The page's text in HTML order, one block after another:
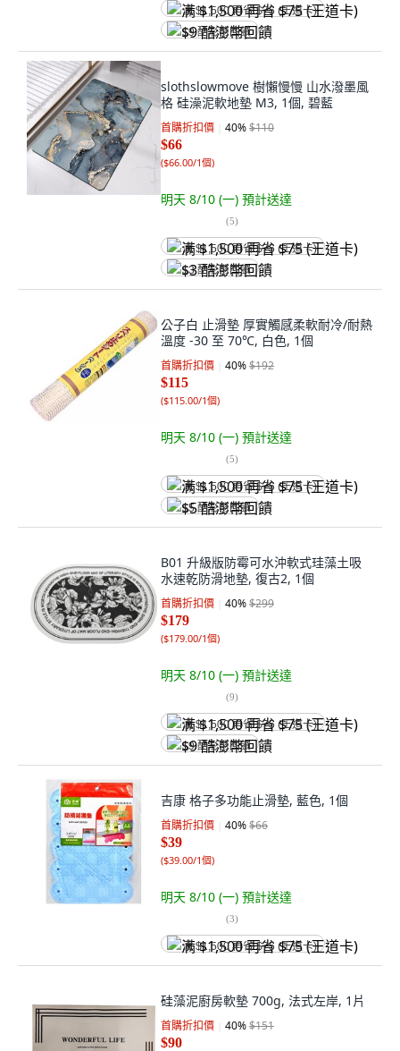
满 $1,500 再省 $75 (王道卡)
$9 酷澎幣回饋
slothslowmove 樹懶慢慢 山水潑墨風
格 硅澡泥軟地墊 M3, 1個, 碧藍
首購折扣價 40%$110
$66
($66.00/1個)
明天 8/10 (一) 預計送達
(5)
满 $1,500 再省 $75 (王道卡)
$3 酷澎幣回饋
公子白 止滑墊 厚實觸感柔軟耐冷/耐熱
溫度 -30 至 70℃, 白色, 1個
首購折扣價 40%$192
$115
($115.00/1個)
明天 8/10 (一) 預計送達
(5)
满 $1,500 再省 $75 (王道卡)
$5 酷澎幣回饋
B01 升級版防霉可水沖軟式珪藻土吸
水速乾防滑地墊, 復古2, 1個
首購折扣價 40%$299
$179
($179.00/1個)
明天 8/10 (一) 預計送達
(9)
满 $1,500 再省 $75 (王道卡)
$9 酷澎幣回饋
吉康 格子多功能止滑墊, 藍色, 1個
首購折扣價 40%$66
$39
($39.00/1個)
明天 8/10 (一) 預計送達
(3)
满 $1,500 再省 $75 (王道卡)
硅藻泥廚房軟墊 700g, 法式左岸, 1片
首購折扣價 40%$151
$90